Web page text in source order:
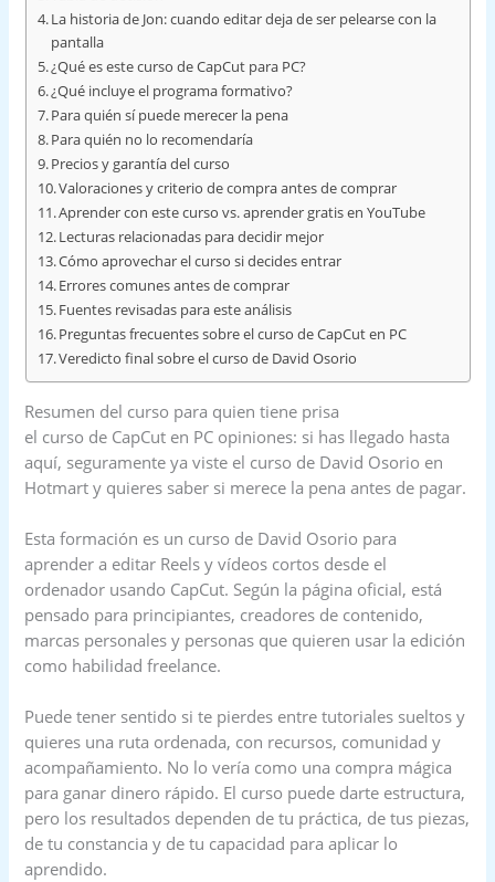
La historia de Jon: cuando editar deja de ser pelearse con la
pantalla
¿Qué es este curso de CapCut para PC?
¿Qué incluye el programa formativo?
Para quién sí puede merecer la pena
Para quién no lo recomendaría
Precios y garantía del curso
Valoraciones y criterio de compra antes de comprar
Aprender con este curso vs. aprender gratis en YouTube
Lecturas relacionadas para decidir mejor
Cómo aprovechar el curso si decides entrar
Errores comunes antes de comprar
Fuentes revisadas para este análisis
Preguntas frecuentes sobre el curso de CapCut en PC
Veredicto final sobre el curso de David Osorio
Resumen del curso para quien tiene prisa
el curso de CapCut en PC opiniones: si has llegado hasta
aquí, seguramente ya viste el curso de David Osorio en
Hotmart y quieres saber si merece la pena antes de pagar.
Esta formación es un curso de David Osorio para
aprender a editar Reels y vídeos cortos desde el
ordenador usando CapCut. Según la página oficial, está
pensado para principiantes, creadores de contenido,
marcas personales y personas que quieren usar la edición
como habilidad freelance.
Puede tener sentido si te pierdes entre tutoriales sueltos y
quieres una ruta ordenada, con recursos, comunidad y
acompañamiento. No lo vería como una compra mágica
para ganar dinero rápido. El curso puede darte estructura,
pero los resultados dependen de tu práctica, de tus piezas,
de tu constancia y de tu capacidad para aplicar lo
aprendido.